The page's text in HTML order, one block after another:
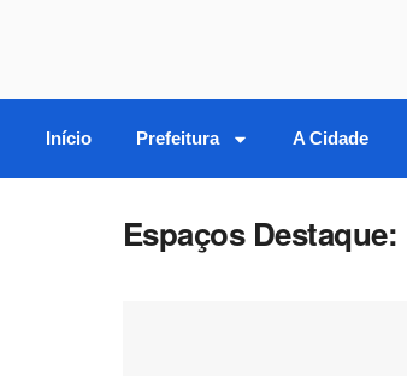
Início Prefeitura A Cidade
Espaços Destaque: